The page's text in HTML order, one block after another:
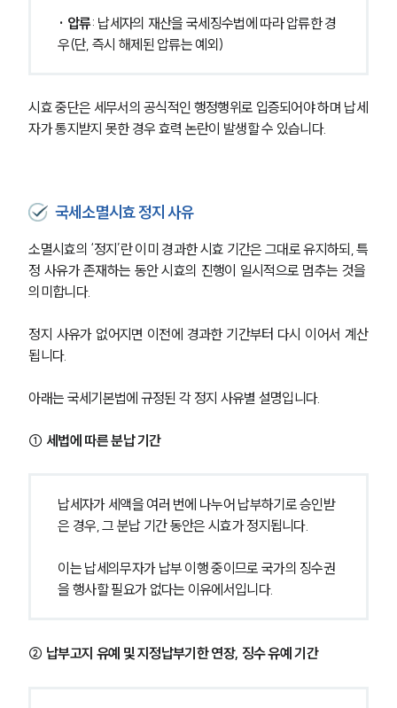
· 압류: 납세자의 재산을 국세징수법에 따라 압류한 경
우(단, 즉시 해제된 압류는 예외)
시효 중단은 세무서의 공식적인 행정행위로 입증되어야 하며 납세
자가 통지받지 못한 경우 효력 논란이 발생할 수 있습니다.
국세소멸시효 정지 사유
소멸시효의 ‘정지’란 이미 경과한 시효 기간은 그대로 유지하되, 특
정 사유가 존재하는 동안 시효의 진행이 일시적으로 멈추는 것을
의미합니다.
정지 사유가 없어지면 이전에 경과한 기간부터 다시 이어서 계산
됩니다.
아래는 국세기본법에 규정된 각 정지 사유별 설명입니다.
① 세법에 따른 분납 기간
납세자가 세액을 여러 번에 나누어 납부하기로 승인받
은 경우, 그 분납 기간 동안은 시효가 정지됩니다.
이는 납세의무자가 납부 이행 중이므로 국가의 징수권
을 행사할 필요가 없다는 이유에서입니다.
② 납부고지 유예 및 지정납부기한 연장, 징수 유예 기간